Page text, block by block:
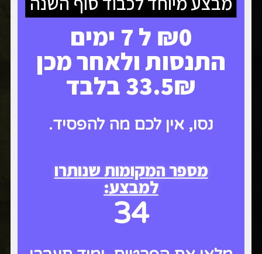
₪0 ל 7 ימים
התנסות ולאחר מכן
33.5₪ בלבד
נסו, אין לכם מה להפסיד.
מספר המקומות שנותרו
למבצע:
34